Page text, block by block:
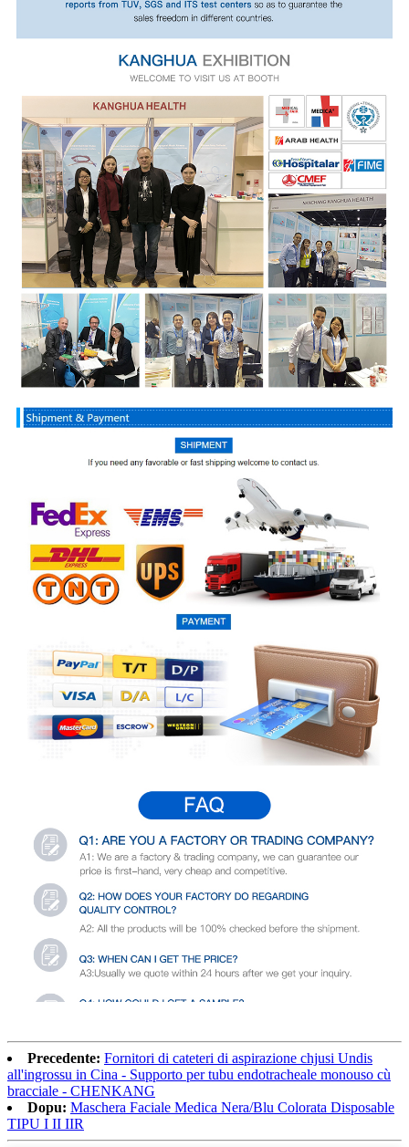
Precedente: Fornitori di cateteri di aspirazione chjusi Undis
all'ingrossu in Cina - Supporto per tubu endotracheale monouso cù
bracciale - CHENKANG
Dopu: Maschera Faciale Medica Nera/Blu Colorata Disposable
TIPU I II IIR